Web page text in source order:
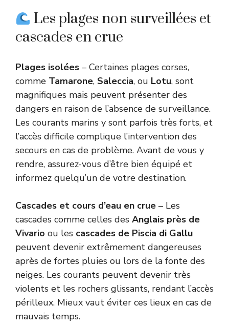
Les plages non surveillées et
cascades en crue
Plages isolées – Certaines plages corses,
comme Tamarone, Saleccia, ou Lotu, sont
magnifiques mais peuvent présenter des
dangers en raison de l’absence de surveillance.
Les courants marins y sont parfois très forts, et
l’accès difficile complique l’intervention des
secours en cas de problème. Avant de vous y
rendre, assurez-vous d’être bien équipé et
informez quelqu’un de votre destination.
Cascades et cours d’eau en crue – Les
cascades comme celles des Anglais près de
Vivario ou les cascades de Piscia di Gallu
peuvent devenir extrêmement dangereuses
après de fortes pluies ou lors de la fonte des
neiges. Les courants peuvent devenir très
violents et les rochers glissants, rendant l’accès
périlleux. Mieux vaut éviter ces lieux en cas de
mauvais temps.